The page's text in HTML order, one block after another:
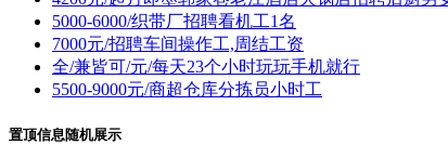
5000-6000/织带厂招聘看机工1名
7000元/招聘车间操作工,周结工资
全/兼皆可/元/每天23个小时玩玩手机就行
5500-9000元/商超仓库分拣员小时工
置顶信息随机展示